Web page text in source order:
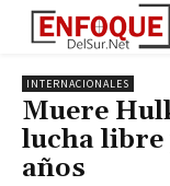
INTERNACIONALES
Muere
lucha libre
años